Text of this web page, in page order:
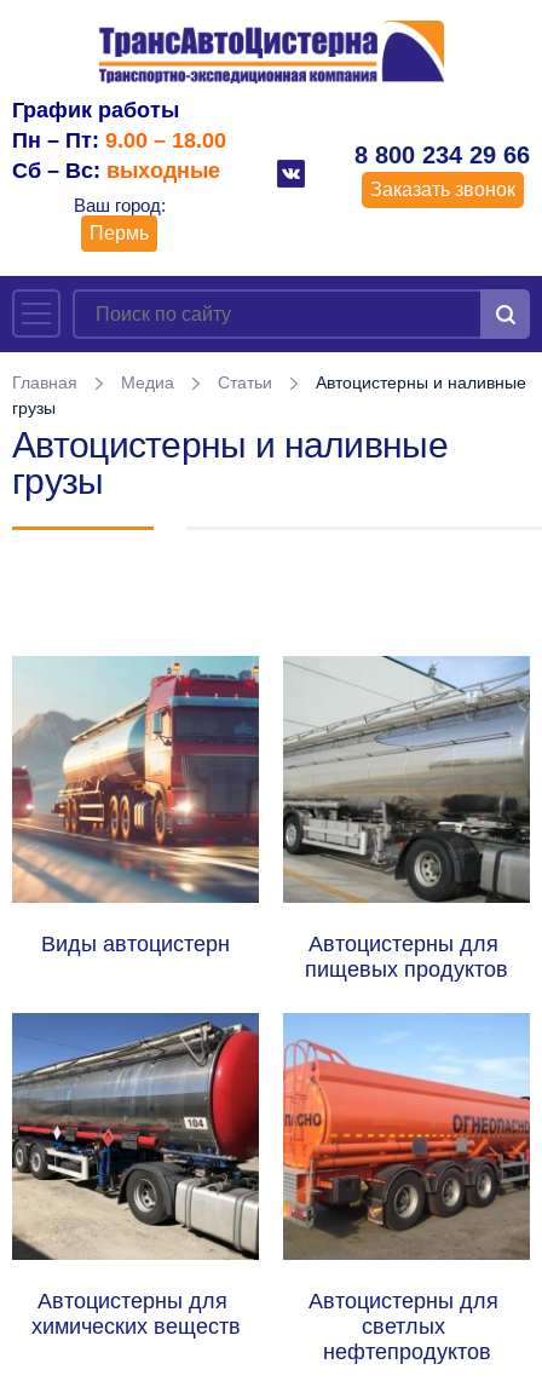
График работы
Пн – Пт: 9.00 – 18.00
Сб – Вс: выходные
Ваш город:
Пермь
8 800 234 29 66
Заказать звонок
Главная Медиа Статьи
Автоцистерны и наливные
грузы
Автоцистерны и наливные
грузы
Виды автоцистерн
Автоцистерны для
пищевых продуктов
Автоцистерны для
химических веществ
Автоцистерны для
светлых
нефтепродуктов